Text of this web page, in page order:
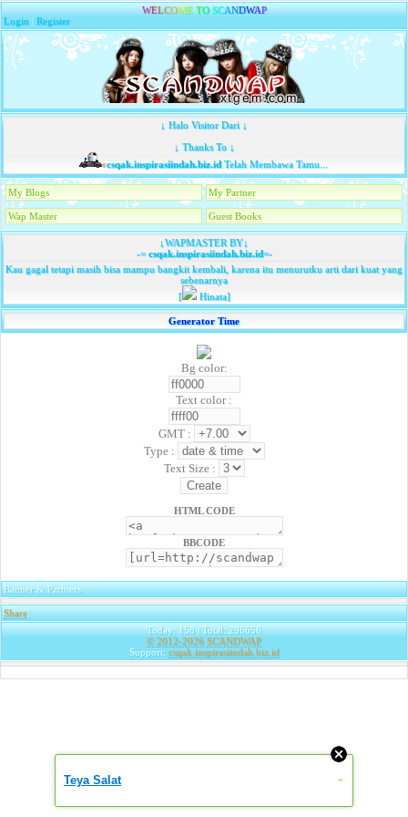
WELCOME TO SCANDWAP
Login |Register
↓ Halo Visitor Dari ↓
↓ Thanks To ↓
csqak.inspirasiindah.biz.idTelah Membawa Tamu...
My Blogs My Partner
Wap Master Guest Books
↓WAPMASTER BY↓
-=csqak.inspirasiindah.biz.id=-
Kau gagal tetapi masih bisa mampu bangkit kembali, karena itu menurutku arti dari kuat yang
sebenarnya
[
Hinata]
Generator Time
Bg color:
Text color :
GMT :
Type :
Text Size :
HTML CODE
BBCODE
Banner & Partners
Share|
Today: 158 | Total: 296656
© 2012-2026 SCANDWAP
Support: csqak.inspirasiindah.biz.id
Teya Salat »